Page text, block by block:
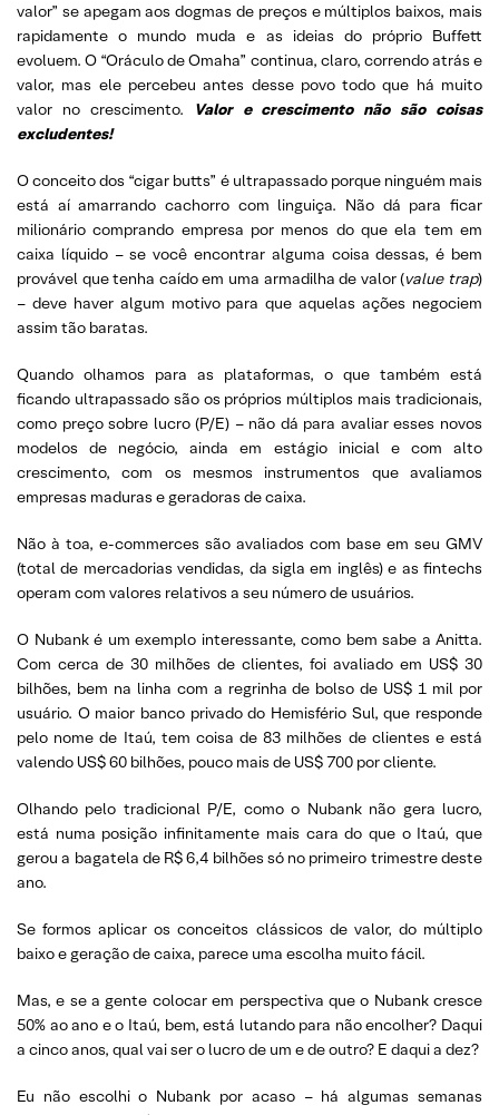
valor” se apegam aos dogmas de preços e múltiplos baixos, mais
rapidamente o mundo muda e as ideias do próprio Buffett
evoluem. O “Oráculo de Omaha” continua, claro, correndo atrás e
valor, mas ele percebeu antes desse povo todo que há muito
valor no crescimento.
Valor e crescimento não são coisas
excludentes!
O conceito dos “cigar butts” é ultrapassado porque ninguém mais
está aí amarrando cachorro com linguiça. Não dá para ficar
milionário comprando empresa por menos do que ela tem em
caixa líquido – se você encontrar alguma coisa dessas, é bem
provável que tenha caído em uma armadilha de valor (value trap)
– deve haver algum motivo para que aquelas ações negociem
assim tão baratas.
Quando olhamos para as plataformas, o que também está
ficando ultrapassado são os próprios múltiplos mais tradicionais,
como preço sobre lucro (P/E) – não dá para avaliar esses novos
modelos de negócio, ainda em estágio inicial e com alto
crescimento, com os mesmos instrumentos que avaliamos
empresas maduras e geradoras de caixa.
Não à toa, e-commerces são avaliados com base em seu GMV
(total de mercadorias vendidas, da sigla em inglês) e as fintechs
operam com valores relativos a seu número de usuários.
O Nubank é um exemplo interessante, como bem sabe a Anitta.
Com cerca de 30 milhões de clientes, foi avaliado em US$ 30
bilhões, bem na linha com a regrinha de bolso de US$ 1 mil por
usuário. O maior banco privado do Hemisfério Sul, que responde
pelo nome de Itaú, tem coisa de 83 milhões de clientes e está
valendo US$ 60 bilhões, pouco mais de US$ 700 por cliente.
Olhando pelo tradicional P/E, como o Nubank não gera lucro,
está numa posição infinitamente mais cara do que o Itaú, que
gerou a bagatela de R$ 6,4 bilhões só no primeiro trimestre deste
ano.
Se formos aplicar os conceitos clássicos de valor, do múltiplo
baixo e geração de caixa, parece uma escolha muito fácil.
Mas, e se a gente colocar em perspectiva que o Nubank cresce
50% ao ano e o Itaú, bem, está lutando para não encolher? Daqui
a cinco anos, qual vai ser o lucro de um e de outro? E daqui a dez?
Eu não escolhi o Nubank por acaso – há algumas semanas